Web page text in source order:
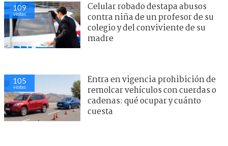
109
visitas
Celular robado destapa abusos
contra niña de un profesor de su
colegio y del conviviente de su
madre
105
visitas
Entra en vigencia prohibición de
remolcar vehículos con cuerdas o
cadenas: qué ocupar y cuánto
cuesta